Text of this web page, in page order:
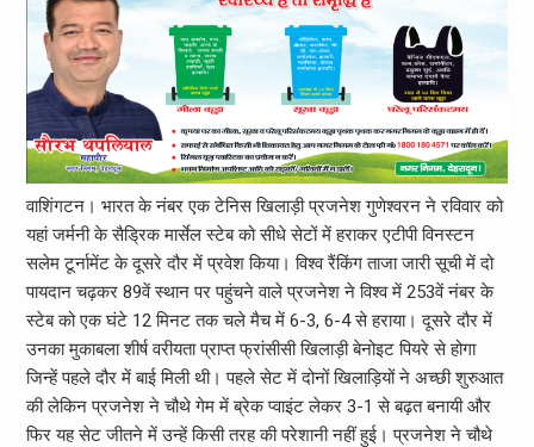
वाशिंगटन। भारत के नंबर एक टेनिस खिलाड़ी प्रजनेश गुणेश्वरन ने रविवार को
यहां जर्मनी के सैड्रिक मार्सेल स्टेब को सीधे सेटों में हराकर एटीपी विनस्टन
सलेम टूर्नामेंट के दूसरे दौर में प्रवेश किया। विश्व रैंकिंग ताजा जारी सूची में दो
पायदान चढ़कर 89वें स्थान पर पहुंचने वाले प्रजनेश ने विश्व में 253वें नंबर के
स्टेब को एक घंटे 12 मिनट तक चले मैच में 6-3, 6-4 से हराया। दूसरे दौर में
उनका मुकाबला शीर्ष वरीयता प्राप्त फ्रांसीसी खिलाड़ी बेनोइट पियरे से होगा
जिन्हें पहले दौर में बाई मिली थी। पहले सेट में दोनों खिलाड़ियों ने अच्छी शुरुआत
की लेकिन प्रजनेश ने चौथे गेम में ब्रेक प्वाइंट लेकर 3-1 से बढ़त बनायी और
फिर यह सेट जीतने में उन्हें किसी तरह की परेशानी नहीं हुई। प्रजनेश ने चौथे